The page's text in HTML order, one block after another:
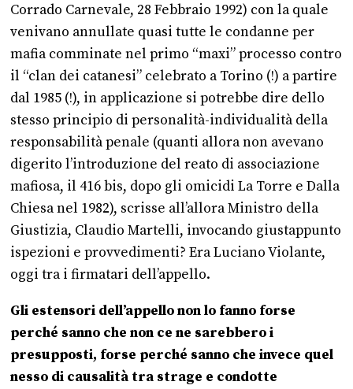
Corrado Carnevale, 28 Febbraio 1992) con la quale
venivano annullate quasi tutte le condanne per
mafia comminate nel primo “maxi” processo contro
il “clan dei catanesi” celebrato a Torino (!) a partire
dal 1985 (!), in applicazione si potrebbe dire dello
stesso principio di personalità-individualità della
responsabilità penale (quanti allora non avevano
digerito l’introduzione del reato di associazione
mafiosa, il 416 bis, dopo gli omicidi La Torre e Dalla
Chiesa nel 1982), scrisse all’allora Ministro della
Giustizia, Claudio Martelli, invocando giustappunto
ispezioni e provvedimenti? Era Luciano Violante,
oggi tra i firmatari dell’appello.
Gli estensori dell’appello non lo fanno forse
perché sanno che non ce ne sarebbero i
presupposti, forse perché sanno che invece quel
nesso di causalità tra strage e condotte